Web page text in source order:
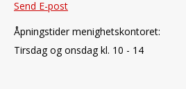
Send E-post
Åpningstider menighetskontoret:
Tirsdag og onsdag kl. 10 - 14